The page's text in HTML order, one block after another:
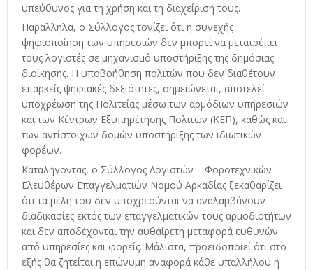
υπεύθυνος για τη χρήση και τη διαχείρισή τους.
Παράλληλα, ο Σύλλογος τονίζει ότι η συνεχής
ψηφιοποίηση των υπηρεσιών δεν μπορεί να μετατρέπει
τους λογιστές σε μηχανισμό υποστήριξης της δημόσιας
διοίκησης. Η υποβοήθηση πολιτών που δεν διαθέτουν
επαρκείς ψηφιακές δεξιότητες, σημειώνεται, αποτελεί
υποχρέωση της Πολιτείας μέσω των αρμόδιων υπηρεσιών
και των Κέντρων Εξυπηρέτησης Πολιτών (ΚΕΠ), καθώς και
των αντίστοιχων δομών υποστήριξης των ιδιωτικών
φορέων.
Καταλήγοντας, ο Σύλλογος Λογιστών – Φοροτεχνικών
Ελευθέρων Επαγγελματιών Νομού Αρκαδίας ξεκαθαρίζει
ότι τα μέλη του δεν υποχρεούνται να αναλαμβάνουν
διαδικασίες εκτός των επαγγελματικών τους αρμοδιοτήτων
και δεν αποδέχονται την αυθαίρετη μεταφορά ευθυνών
από υπηρεσίες και φορείς. Μάλιστα, προειδοποιεί ότι στο
εξής θα ζητείται η επώνυμη αναφορά κάθε υπαλλήλου ή